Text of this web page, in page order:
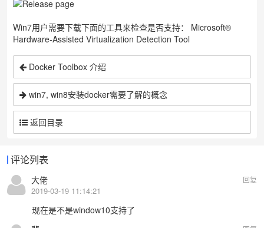
Win7用户需要下载下面的工具来检查是否支持： Microsoft®
Hardware-Assisted Virtualization Detection Tool
Docker Toolbox 介绍
win7, win8安装docker需要了解的概念
返回目录
评论列表
大佬
2019-03-19 11:14:21
回复
现在是不是window10支持了